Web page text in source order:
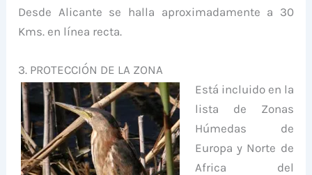
Desde Alicante se halla aproximadamente a 30
Kms. en línea recta.
3. PROTECCIÓN DE LA ZONA
Está incluido en la
lista de Zonas
Húmedas de
Europa y Norte de
Africa del